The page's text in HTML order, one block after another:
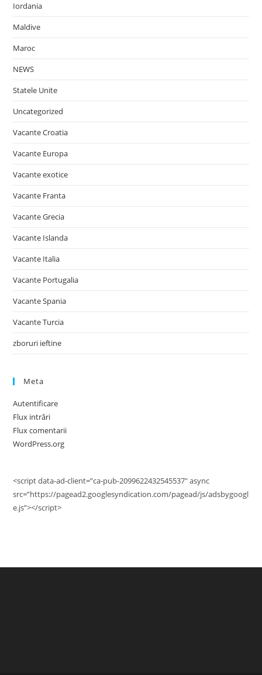
Iordania
Maldive
Maroc
NEWS
Statele Unite
Uncategorized
Vacante Croatia
Vacante Europa
Vacante exotice
Vacante Franta
Vacante Grecia
Vacante Islanda
Vacante Italia
Vacante Portugalia
Vacante Spania
Vacante Turcia
zboruri ieftine
Meta
Autentificare
Flux intrări
Flux comentarii
WordPress.org
<script data-ad-client=”ca-pub-2099622432545537″ async
src=”https://pagead2.googlesyndication.com/pagead/js/adsbygoogl
e.js”></script>